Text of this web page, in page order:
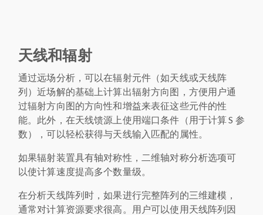
天线和辐射
通过远场分析，可以在辐射元件（如天线或天线阵
列）近场解的基础上计算出辐射方向图，方便用户通
过辐射方向图的方向性和增益来表征这些元件的性
能。此外，在天线馈源上使用端口条件（用于计算 S 参
数），可以轻松获得与天线输入匹配的属性。
如果辐射装置具有轴对称性，二维轴对称分析选项可
以使计算速度提高多个数量级。
在分析天线阵列时，如果进行完整阵列的三维建模，
通常对计算资源要求很高。用户可以使用天线阵列因